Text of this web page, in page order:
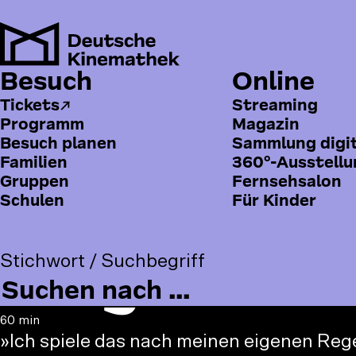
zum
Inhalt
H
a
u
p
t
m
n
ü
Besuch
Tickets
Programm
Besuch planen
Familien
Gruppen
Schulen
Online
Streaming
Magazin
Sammlung
360°-
Fernsehsalon
Für Kinder
Stichwort / Suchbegriff
Zurück zur Übersicht
Jürgen
60 min
»Ich spiele das nach meinen eigenen